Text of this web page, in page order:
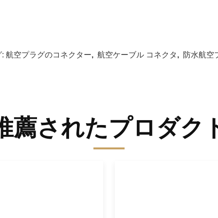
: 航空プラグのコネクター, 航空ケーブル コネクタ, 防水航空
薦されたプロダク